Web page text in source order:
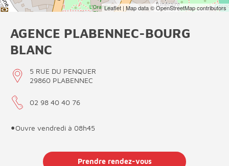
AGENCE PLABENNEC-BOURG
BLANC
5 RUE DU PENQUER
29860 PLABENNEC
02 98 40 40 76
•Ouvre vendredi à 08h45
Prendre rendez-vous
Leaflet | Map data ©OpenStreetMapcontributors